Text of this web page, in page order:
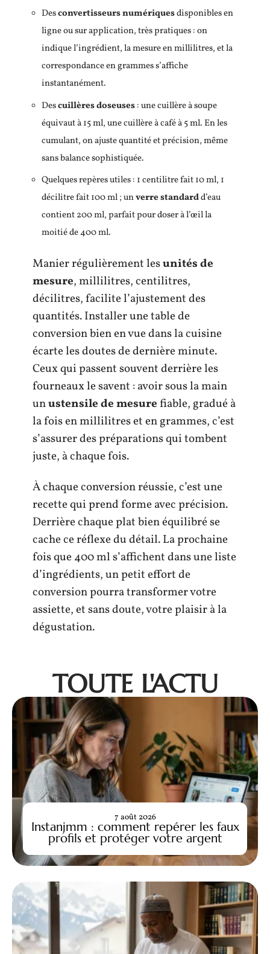
Desconvertisseurs numériquesdisponibles en
ligne ou sur application, très pratiques : on
indique l’ingrédient, la mesure en millilitres, et la
correspondance en grammes s’affiche
instantanément.
Descuillères doseuses: une cuillère à soupe
équivaut à 15 ml, une cuillère à café à 5 ml. En les
cumulant, on ajuste quantité et précision, même
sans balance sophistiquée.
Quelques repères utiles : 1 centilitre fait 10 ml, 1
décilitre fait 100 ml ; unverre standardd’eau
contient 200 ml, parfait pour doser à l’œil la
moitié de 400 ml.
Manier régulièrement lesunités de
mesure, millilitres, centilitres,
décilitres, facilite l’ajustement des
quantités. Installer une table de
conversion bien en vue dans la cuisine
écarte les doutes de dernière minute.
Ceux qui passent souvent derrière les
fourneaux le savent : avoir sous la main
unustensile de mesurefiable, gradué à
la fois en millilitres et en grammes, c’est
s’assurer des préparations qui tombent
juste, à chaque fois.
À chaque conversion réussie, c’est une
recette qui prend forme avec précision.
Derrière chaque plat bien équilibré se
cache ce réflexe du détail. La prochaine
fois que 400 ml s’affichent dans une liste
d’ingrédients, un petit effort de
conversion pourra transformer votre
assiette, et sans doute, votre plaisir à la
dégustation.
TOUTE L'ACTU
Instanjmm : comment repérer les faux
profils et protéger votre argent
7 août 2026